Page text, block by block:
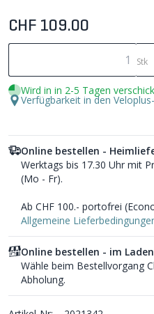
CHF 109.00
Stk
Wird in in 2-5 Tagen
Verfügbarkeit in den
Online bestellen -
Werktags bis 17.30 Uhr mit
(Mo - Fr).
Ab CHF 100.- portofrei
Allgemeine
Online bestellen - im
Wähle beim Bestellvorgang
Abholung.